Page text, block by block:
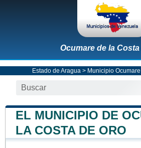
Ocumare de la
Estado de Aragua > Municipio
EL MUNICIPIO DE
LA COSTA DE ORO